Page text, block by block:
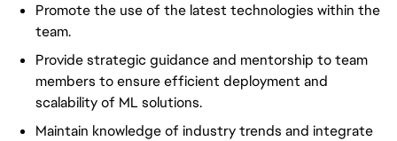
Promote the use of the latest technologies within the
team.
Provide strategic guidance and mentorship to team
members to ensure efficient deployment and
scalability of ML solutions.
Maintain knowledge of industry trends and integrate